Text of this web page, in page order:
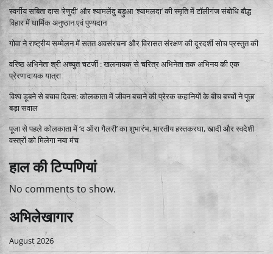
स्वर्गीय सबिता दास ‘रेणुदी’ और श्यामलेंदु बड़ुआ ‘श्यामलदा’ की स्मृति में टॉलीगंज संबोधि बौद्ध
विहार में धार्मिक अनुष्ठान एवं पुण्यदान
गोवा ने राष्ट्रीय सम्मेलन में सतत अवसंरचना और विरासत संरक्षण की दूरदर्शी सोच प्रस्तुत की
वरिष्ठ अभिनेता श्री अच्युत चटर्जी : खलनायक से चरित्र अभिनेता तक अभिनय की एक
प्रेरणादायक यात्रा
विश्व डूबने से बचाव दिवस: कोलकाता में जीवन बचाने की प्रेरक कहानियों के बीच बच्चों ने पूछा
बड़ा सवाल
पूजा से पहले कोलकाता में ‘द ऑरा गैलरी’ का शुभारंभ, भारतीय हस्तकरघा, खादी और स्वदेशी
वस्त्रों को मिलेगा नया मंच
हाल की टिप्पणियां
No comments to show.
अभिलेखागार
August 2026